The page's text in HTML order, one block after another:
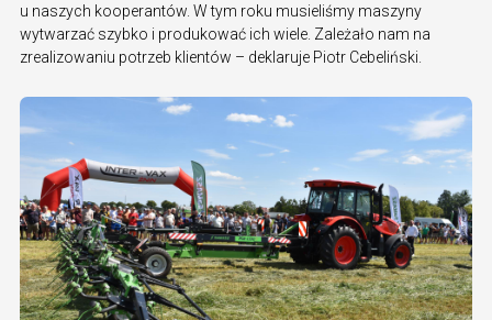
u naszych kooperantów. W tym roku musieliśmy maszyny
wytwarzać szybko i produkować ich wiele. Zależało nam na
zrealizowaniu potrzeb klientów – deklaruje Piotr Cebeliński.